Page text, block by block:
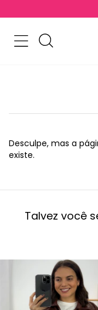
Desculpe, mas a
existe.
Talvez você